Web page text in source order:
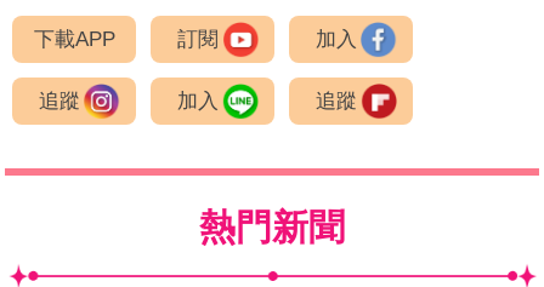
下載APP 訂閱 加入
追蹤 加入 追蹤
熱門新聞